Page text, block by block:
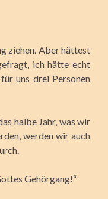
ziehen. Aber hättest
ich hätte echt
uns drei Personen
halbe Jahr, was wir
werden wir auch
Gehörgang!“